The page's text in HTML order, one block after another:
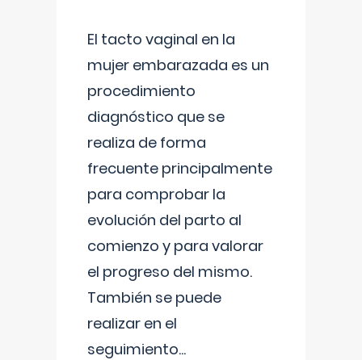
El tacto vaginal en la
mujer embarazada es un
procedimiento
diagnóstico que se
realiza de forma
frecuente principalmente
para comprobar la
evolución del parto al
comienzo y para valorar
el progreso del mismo.
También se puede
realizar en el
seguimiento...